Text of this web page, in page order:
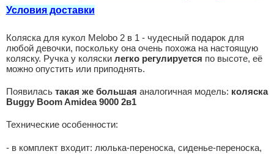
Условия доставки
Коляска для кукол Melobo 2 в 1 - чудесный подарок для
любой девочки, поскольку она очень похожа на настоящую
коляску. Ручка у коляски легко регулируется по высоте, её
можно опустить или приподнять.
Появилась такая же большая аналогичная модель: коляска
Buggy Boom Amidea 9000 2в1
Технические особенности:
- в комплект входит: люлька-переноска, сиденье-переноска,